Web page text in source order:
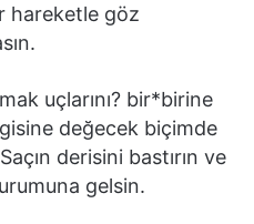
hareketle göz
uçlarını? bir*birine
değecek biçimde
derisini bastırın ve
gelsin.